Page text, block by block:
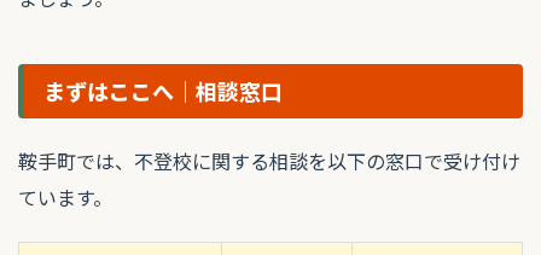
まずはここへ｜相談窓口
鞍手町では、不登校に関する相談を以下の窓口で受け付け
ています。